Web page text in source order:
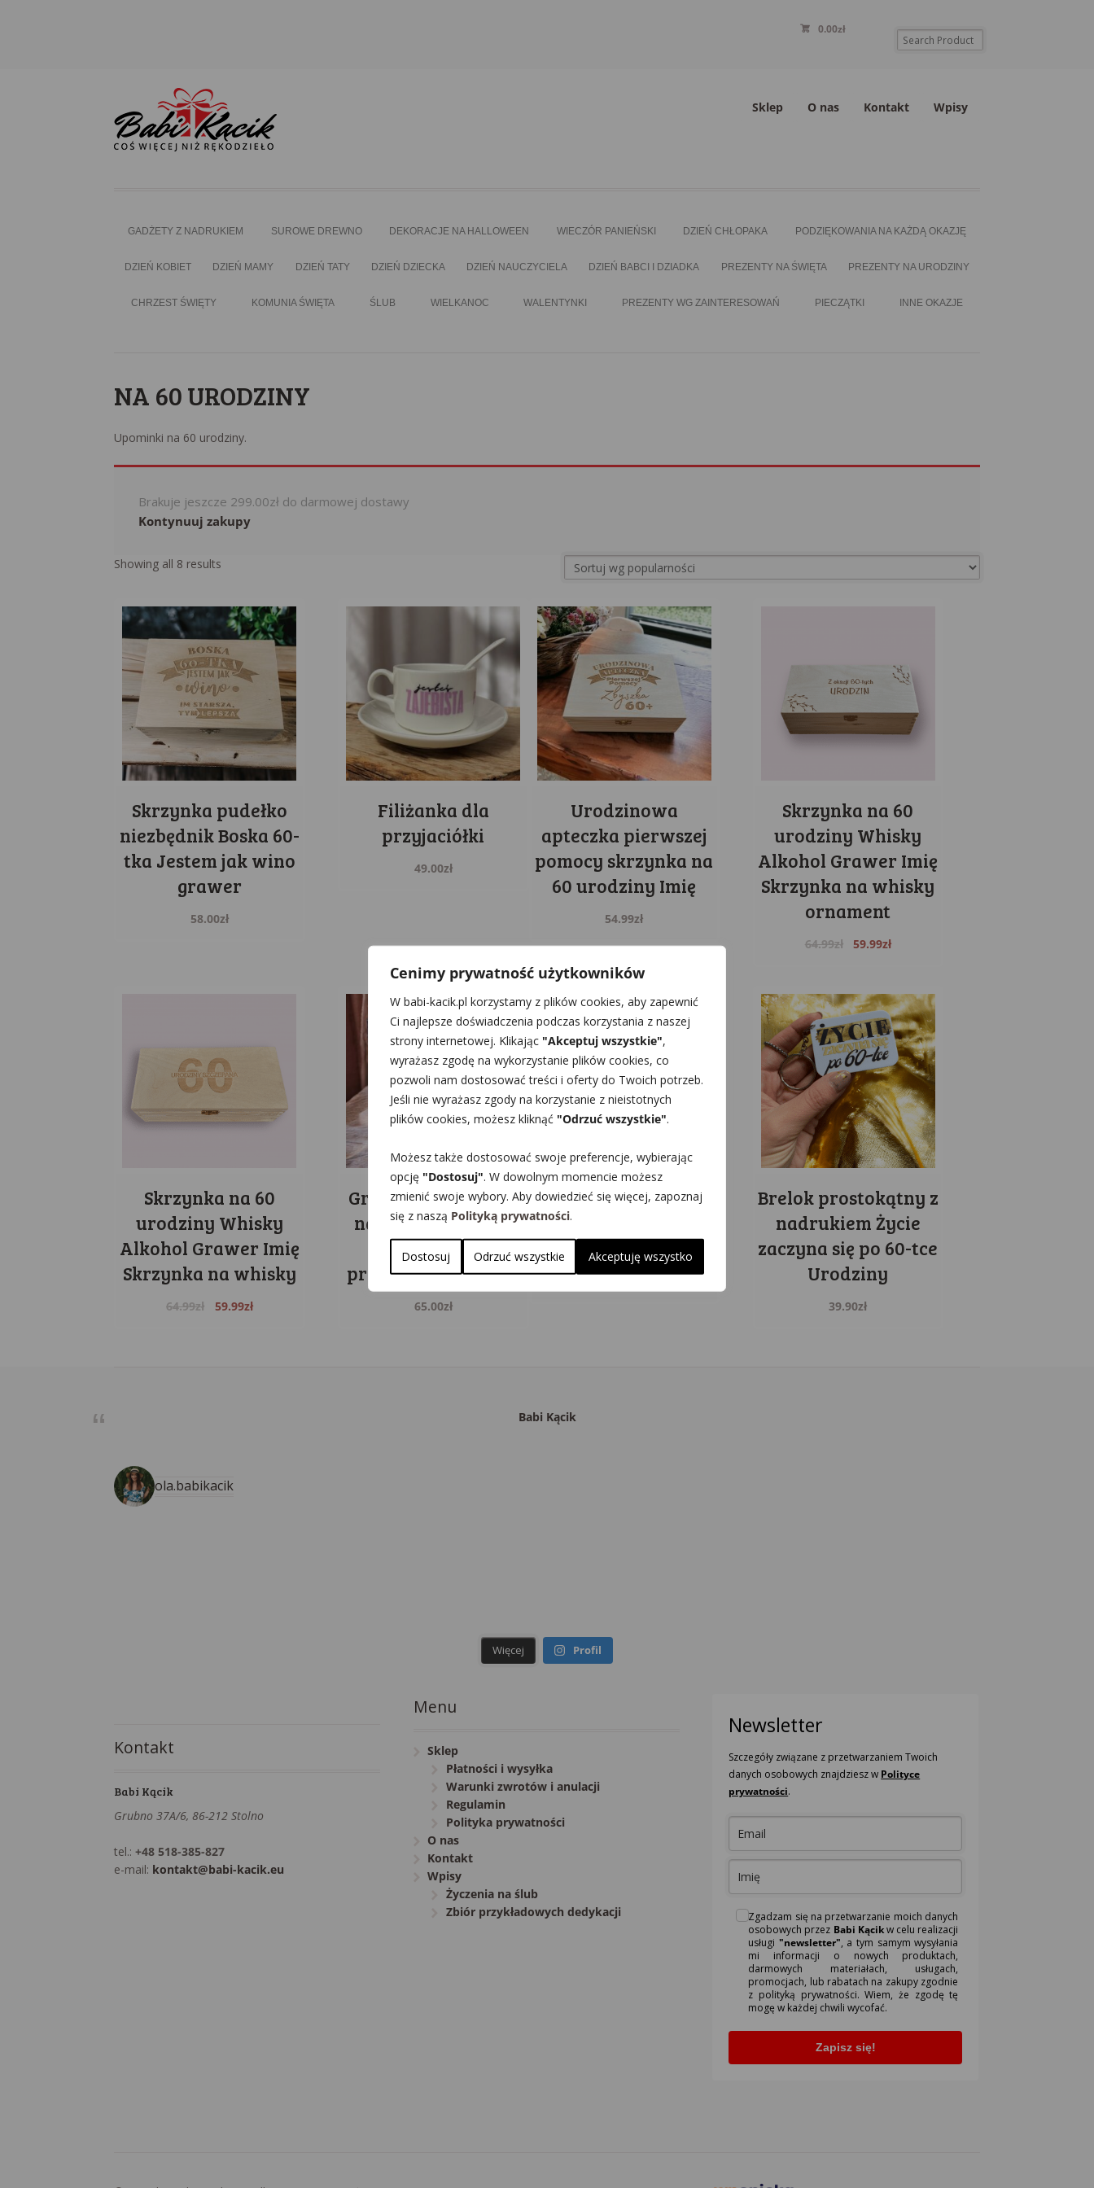
Cenimy prywatność użytkowników
W babi-kacik.pl korzystamy z plików cookies, aby zapewnić
Ci najlepsze doświadczenia podczas korzystania z naszej
strony internetowej. Klikając "Akceptuj wszystkie",
wyrażasz zgodę na wykorzystanie plików cookies, co
pozwoli nam dostosować treści i oferty do Twoich potrzeb.
Jeśli nie wyrażasz zgody na korzystanie z nieistotnych
plików cookies, możesz kliknąć "Odrzuć wszystkie".
Możesz także dostosować swoje preferencje, wybierając
opcję "Dostosuj". W dowolnym momencie możesz
zmienić swoje wybory. Aby dowiedzieć się więcej, zapoznaj
się z naszą Polityką prywatności.
Dostosuj Odrzuć wszystkie Akceptuję wszystko
0.00zł
Sklep O nas Kontakt Wpisy
GADŻETY Z NADRUKIEM SUROWE DREWNO DEKORACJE NA HALLOWEEN WIECZÓR PANIEŃSKI DZIEŃ CHŁOPAKA PODZIĘKOWANIA NA KAŻDĄ OKAZJĘ
DZIEŃ KOBIET DZIEŃ MAMY DZIEŃ TATY DZIEŃ DZIECKA DZIEŃ NAUCZYCIELA DZIEŃ BABCI I DZIADKA PREZENTY NA ŚWIĘTA PREZENTY NA URODZINY
CHRZEST ŚWIĘTY KOMUNIA ŚWIĘTA ŚLUB WIELKANOC WALENTYNKI PREZENTY WG ZAINTERESOWAŃ PIECZĄTKI INNE OKAZJE
NA 60 URODZINY
Upominki na 60 urodziny.
Brakuje jeszcze 299.00zł do darmowej dostawy
Kontynuuj zakupy
Showing all 8 results
Skrzynka pudełko
niezbędnik Boska 60-
tka Jestem jak wino
grawer
58.00zł
Filiżanka dla
przyjaciółki
49.00zł
Urodzinowa
apteczka pierwszej
pomocy skrzynka na
60 urodziny Imię
54.99zł
Skrzynka na 60
urodziny Whisky
Alkohol Grawer Imię
Skrzynka na whisky
ornament
64.99zł
Original
64.99zł.
59.99złCurrent
59.99zł.
Skrzynka na 60
urodziny Whisky
Alkohol Grawer Imię
Skrzynka na whisky
64.99zł
Original
59.99złCurrent
Granit z nadrukiem
na urodziny 20×20
cm – elegancki
prezent z dedykacją
65.00zł
Drewniana skrzynka
urodzinowa z
przegródkami
Brelok prostokątny z
nadrukiem Życie
zaczyna się po 60-tce
Urodziny
39.90zł
Babi Kącik
ola.babikacik
Więcej Profil
Kontakt
Babi Kącik
Grubno 37A/6, 86-212 Stolno
tel.:+48 518-385-827
e-mail: kontakt@babi-kacik.eu
Menu
Sklep
Płatności i wysyłka
Warunki zwrotów i anulacji
Regulamin
Polityka prywatności
O nas
Kontakt
Wpisy
Życzenia na ślub
Zbiór przykładowych dedykacji
Newsletter
Szczegóły związane z przetwarzaniem Twoich
danych osobowych znajdziesz w Polityce
prywatności.
Zgadzam się na przetwarzanie moich danych
osobowych przez Babi Kącikw celu realizacji
usługi "newsletter", a tym samym wysyłania
mi informacji o nowych produktach,
darmowych materiałach, usługach,
promocjach, lub rabatach na zakupy zgodnie
z polityką prywatności. Wiem, że zgodę tę
mogę w każdej chwili wycofać.
Zapisz się!